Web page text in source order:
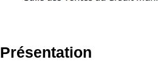
Présentation